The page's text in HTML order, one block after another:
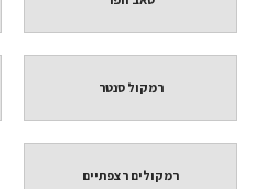
רמקול סנטר
רמקולים רצפתיים